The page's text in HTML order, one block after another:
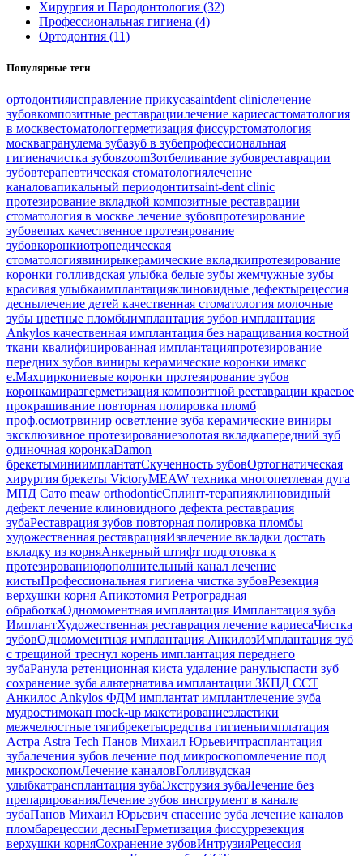
Хирургия и Пародонтология (32)
Профессиональная гигиена (4)
Ортодонтия (11)
Популярные теги
ортодонтияисправление прикусаsaintdent clinicлечение
зубовкомпозитные реставрациилечение кариесастоматология
в москвестоматологгерметизация фиссурстоматология
москвагранулема зубазуб в зубепрофессиональная
гигиеначистка зубовzoom3отбеливание зубовреставрации
зубовтерапевтическая стоматологиялечение
каналовапикальный периодонтитsaint-dent clinic
протезирование вкладкой композитные реставрации
стоматология в москве лечение зубовпротезирование
зубовemax качественное протезирование
зубовкоронкиотропедическая
стоматологиявинирыкерамические вкладкипротезирование
коронки голливдская улыбка белые зубы жемчужные зубы
красивая улыбкаимплантацияклиновидные дефектырецессия
деснылечение детей качественная стоматология молочные
зубы цветные пломбыимплантация зубов имплантация
Ankylos качественная имплантация без наращивания костной
ткани квалифицированная имплантацияпротезирование
передних зубов виниры керамические коронки имакс
e.Maxциркониевые коронки протезирование зубов
коронкамиразгерметизация композитной реставрации краевое
прокрашивание повторная полировка пломб
проф.осмотрвинир осветление зуба керамические виниры
эксклюзивное протезированиезолотая вкладкапередний зуб
одиночная коронкаDamon
брекетыминиимплантатСкученность зубовОртогнатическая
хирургия брекеты VictoryMEAW техника многопетлевая дуга
МПД Сато meaw orthodonticСплинт-терапияклиновидный
дефект лечение клиновидного дефекта реставрация
зубаРеставрация зубов повторная полировка пломбы
художественная реставрацияИзвлечение вкладки достать
вкладку из корняАнкерный штифт подготовка к
протезированиюдополнительный канал лечение
кистыПрофессиональная гигиена чистка зубовРезекция
верхушки корня Апикотомия Ретроградная
обработкаОдномоментная имплантация Имплантация зуба
ИмплантХудожественная реставрация лечение кариесаЧистка
зубовОдномоментная имплантация АнкилозИмплантация зуб
с трещиной треснул корень имплантация переднего
зубаРанула ретенционная киста удаление ранулыспасти зуб
сохранение зуба альтернатива имплантации ЗКПД ССТ
Анкилос Ankylos ФДМ имплантат имплантлечение зуба
мудростимокап mock-up макетированиеэластики
межчелюстные тягибрекетысредства гигиеныимплатация
Астра Astra Tech Панов Михаил Юрьевичтрасплантация
зубалечения зубов лечение под микроскопомлечение под
микроскопомЛечение каналовГолливудская
улыбкатрансплантация зубаЭкструзия зубаЛечение без
препарированияЛечение зубов инструмент в канале
зубаПанов Михаил Юрьевич спасение зуба лечение каналов
пломбарецессии десныГерметизация фиссуррезекция
верхушки корняСохранение зубовИнтрузияРецессия